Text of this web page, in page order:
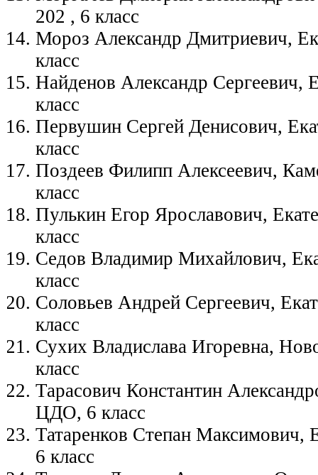
202 , 6 класс
Мороз Александр Дмитриевич,
класс
Найденов Александр
класс
Первушин Сергей Денисович,
класс
Поздеев Филипп Алексеевич,
класс
Пулькин Егор Ярославович,
класс
Седов Владимир Михайлович,
класс
Соловьев Андрей Сергеевич,
класс
Сухих Владислава Игоревна,
класс
Тарасович Константин
ЦДО, 6 класс
Татаренков Степан Максимович,
6 класс